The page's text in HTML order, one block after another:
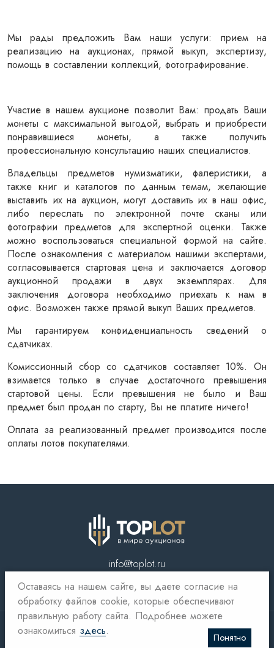
Мы рады предложить Вам наши услуги: прием на
реализацию на аукционах, прямой выкуп, экспертизу,
помощь в составлении коллекций, фотографирование.
Участие в нашем аукционе позволит Вам: продать Ваши
монеты с максимальной выгодой, выбрать и приобрести
понравившиеся монеты, а также получить
профессиональную консультацию наших специалистов.
Владельцы предметов нумизматики, фалеристики, а
также книг и каталогов по данным темам, желающие
выставить их на аукцион, могут доставить их в наш офис,
либо переслать по электронной почте сканы или
фотографии предметов для экспертной оценки. Также
можно воспользоваться специальной формой на сайте.
После ознакомления с материалом нашими экспертами,
согласовывается стартовая цена и заключается договор
аукционной продажи в двух экземплярах. Для
заключения договора необходимо приехать к нам в
офис. Возможен также прямой выкуп Ваших предметов.
Мы гарантируем конфиденциальность сведений о
сдатчиках.
Комиссионный сбор со сдатчиков составляет 10%. Он
взимается только в случае достаточного превышения
стартовой цены. Если превышения не было и Ваш
предмет был продан по старту, Вы не платите ничего!
Оплата за реализованный предмет производится после
оплаты лотов покупателями.
info@toplot.ru
© 2026 TopLot. Все права защищены.
Оставаясь на нашем сайте, вы даете согласие на
обработку файлов cookie, которые обеспечивают
правильную работу сайта. Подробнее можете
ознакомиться здесь. Понятно